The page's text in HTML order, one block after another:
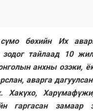
бөхийн Их
тайлаад 10
анхны озэки,
аварга
Хакүхо,
гаргасан замаар